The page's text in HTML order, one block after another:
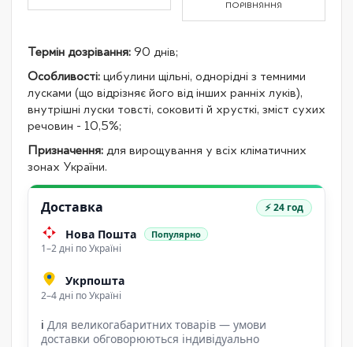
ПОРІВНЯННЯ
Термін дозрівання: 90 днів;
Особливості: цибулини щільні, однорідні з темними
лусками (що відрізняє його від інших ранніх луків),
внутрішні луски товсті, соковиті й хрусткі, зміст сухих
речовин - 10,5%;
Призначення: для вирощування у всіх кліматичних
зонах України.
Доставка ⚡ 24 год
Нова Пошта Популярно
1–2 дні по Україні
Укрпошта
2–4 дні по Україні
ℹ Для великогабаритних товарів — умови
доставки обговорюються індивідуально